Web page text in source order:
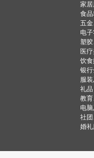
家
食
五
电
塑
医
饮
银
服
礼
教
电
社
婚